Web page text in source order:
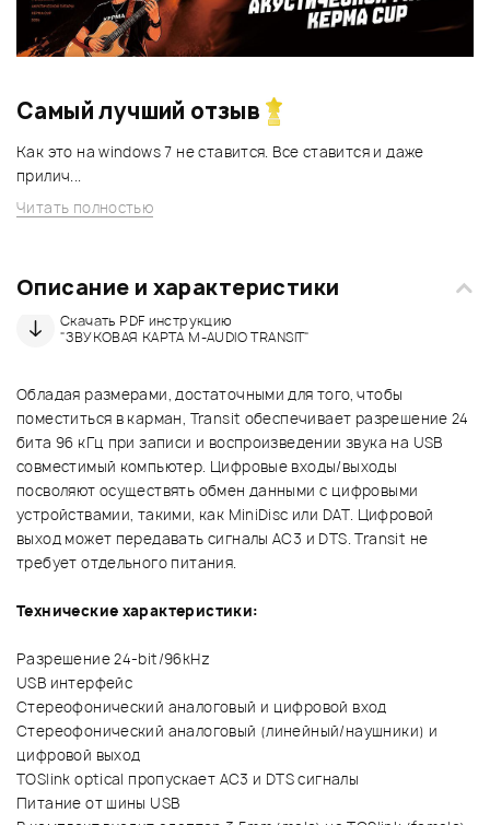
Самый лучший отзыв
Как это на windows 7 не ставится. Все ставится и даже
прилич...
Читать полностью
Описание и характеристики
Скачать PDF инструкцию
"ЗВУКОВАЯ КАРТА M-AUDIO TRANSIT"
Обладая размерами, достаточными для того, чтобы
поместиться в карман, Transit обеспечивает разрешение 24
бита 96 кГц при записи и воспроизведении звука на USB
совместимый компьютер. Цифровые входы/выходы
посволяют осуществять обмен данными с цифровыми
устройствамии, такими, как MiniDisc или DAT. Цифровой
выход может передавать сигналы AC3 и DTS. Transit не
требует отдельного питания.
Технические характеристики:
Разрешение 24-bit/96kHz
USB интерфейс
Стереофонический аналоговый и цифровой вход
Стереофонический аналоговый (линейный/наушники) и
цифровой выход
TOSlink optical пропускает AC3 и DTS сигналы
Питание от шины USB